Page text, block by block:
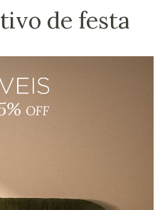
de festa